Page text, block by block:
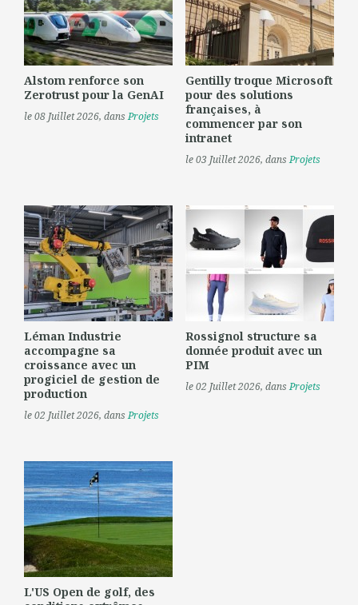
Alstom renforce son
Zerotrust pour la GenAI
le 08 Juillet 2026, dansProjets
Gentilly troque Microsoft
pour des solutions
françaises, à
commencer par son
intranet
le 03 Juillet 2026, dansProjets
Léman Industrie
accompagne sa
croissance avec un
progiciel de gestion de
production
le 02 Juillet 2026, dansProjets
Rossignol structure sa
donnée produit avec un
PIM
le 02 Juillet 2026, dansProjets
L'US Open de golf, des